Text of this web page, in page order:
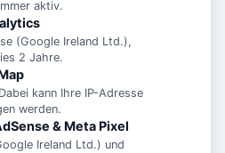
aktiv.
(Google Ireland Ltd.),
2 Jahre.
kann Ihre IP-Adresse
werden.
& Meta Pixel
Ireland Ltd.) und